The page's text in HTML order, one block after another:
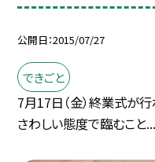
公開日 2015/07/27
できごと
7月17日（金）終業式が
さわしい態度で臨むこと...